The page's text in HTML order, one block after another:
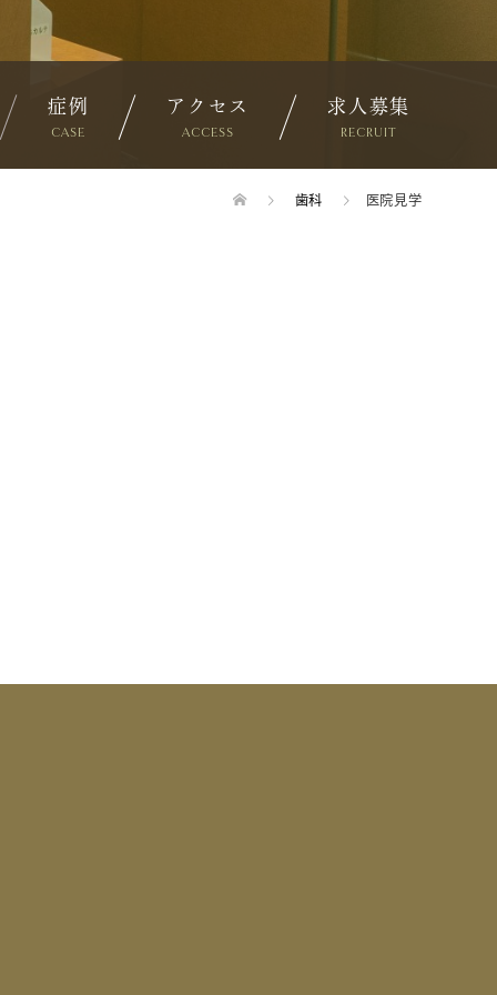
症例
CASE
アクセス
ACCESS
求人募集
RECRUIT
歯科 医院見学